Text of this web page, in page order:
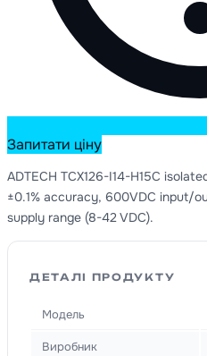
Запитати ціну
ADTECH TCX126-I14-H15C
±0.1% accuracy, 600VDC input/
supply range (8-42 VDC).
ДЕТАЛІ ПРОДУКТУ
Модель
Виробник